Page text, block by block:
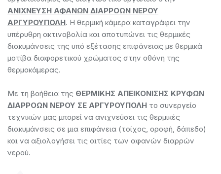
ΑΝΙΧΝΕΥΣΗ ΑΦΑΝΩΝ ΔΙΑΡΡΟΩΝ ΝΕΡΟΥ
ΑΡΓΥΡΟΥΠΟΛΗ. Η θερμική κάμερα καταγράφει την
υπέρυθρη ακτινοβολία και αποτυπώνει τις θερμικές
διακυμάνσεις της υπό εξέτασης επιφάνειας με θερμικά
μoτίβα διαφορετικού χρώματος στην οθόνη της
θερμοκάμερας.
Με τη βοήθεια της ΘΕΡΜΙΚΗΣ ΑΠΕΙΚΟΝΙΣΗΣ ΚΡΥΦΩΝ
ΔΙΑΡΡΟΩΝ ΝΕΡΟΥ ΣΕ ΑΡΓΥΡΟΥΠΟΛΗ το συνεργείο
τεχνικών μας μπορεί να ανιχνεύσει τις θερμικές
διακυμάνσεις σε μια επιφάνεια (τοίχος, οροφή, δάπεδο)
και να αξιολογήσει τις αιτίες των αφανών διαρρών
νερού.